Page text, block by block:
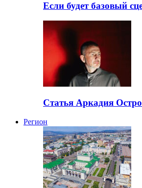
Если будет базовый
Статья Аркадия
Регион